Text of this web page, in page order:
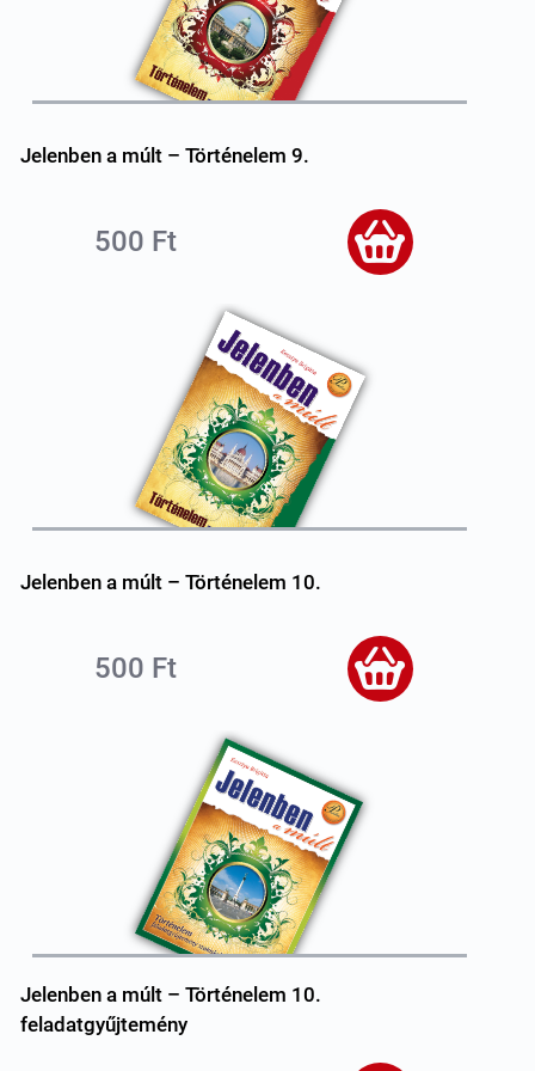
Jelenben a múlt – Történelem 9.
500 Ft
Jelenben a múlt – Történelem 10.
500 Ft
Jelenben a múlt – Történelem 10.
feladatgyűjtemény